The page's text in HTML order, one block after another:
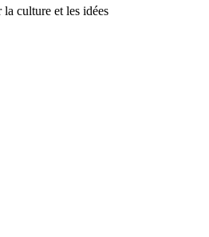
culture et les idées